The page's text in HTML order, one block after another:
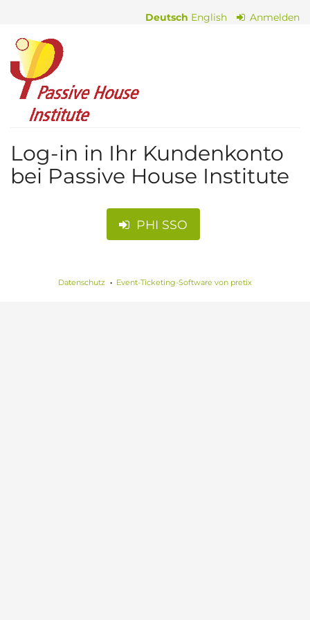
Inhalt
springen
Deutsch English Anmelden
Passive
House
Institute
Log-in in Ihr Kundenkonto
bei Passive House Institute
PHI SSO
Datenschutz Event-Ticketing-Software von pretix